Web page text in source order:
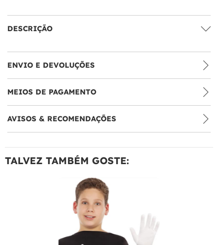
DESCRIÇÃO
ENVIO E DEVOLUÇÕES
MEIOS DE PAGAMENTO
AVISOS & RECOMENDAÇÕES
TALVEZ TAMBÉM GOSTE: